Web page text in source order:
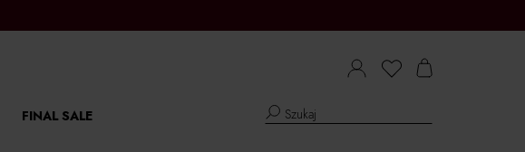
FINAL SALE